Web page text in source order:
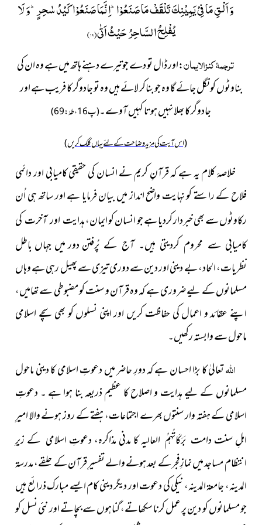
وَ اَلْقِ مَا فِیْ یَمِیْنِكَ تَلْقَفْ مَا صَنَعُوْاؕ-اِنَّمَا صَنَعُوْا كَیْدُ سٰحِرٍؕ-وَ لَا
یُفْلِحُ السَّاحِرُ حَیْثُ اَتٰى(۶۹)
ترجمۂ کنزالایمان:اور ڈال تو دے جوتیرے دہنے ہاتھ میں ہے وہ ان کی
بناوٹوں کو نگل جائے گا وہ جو بناکر لائے ہیں وہ تو جادوگر کا فریب ہے اور
جادوگر کا بھلا نہیں ہوتا کہیں آوے۔(پ16، طہٰ:69)
(اس آیت کی مزید وضاحت کے لئے یہاں کلک کریں)
خلاصۂ کلام یہ ہے کہ قرآنِ کریم نے انسان کی حقیقی کامیابی اور دائمی
فلاح کے راستے کو نہایت واضح انداز میں بیان فرمایا ہے اور ساتھ ہی اُن
رکاوٹوں سے بھی خبردار کردیا ہے جو انسان کو ایمان،ہدایت اور آخرت کی
کامیابی سے محروم کردیتی ہیں۔ آج کے پُرفتن دور میں جہاں باطل
نظریات، الحاد، بے دینی اور دین سے دوری تیزی سے پھیل رہی ہے وہاں
مسلمانوں کے لیے ضروری ہے کہ وہ قرآن و سنت کو مضبوطی سے تھامیں،
اپنے عقائد و اعمال کی حفاظت کریں اور اپنی نسلوں کو بھی سچے اسلامی
ماحول سے وابستہ رکھیں۔
اللہتعالیٰ کا بڑا احسان ہے کہ دورِ حاضر میں دعوتِ اسلامی کا دینی ماحول
مسلمانوں کے لیے ہدایت و اصلاح کا عظیم ذریعہ بنا ہوا ہے ۔ دعوتِ
اسلامی کے ہفتہ وار سنتوں بھرے اجتماعات، ہفتے کے روز ہونے والا امیرِ
اہلِ سنت دامت بَرَکَاتُہمُ العالیہکا مدنی مذاکرہ، دعوتِ اسلامی کے زیرِ
انتظام مساجد میں نمازِ فجر کے بعد ہونے والے تفسیرِ قرآن کے حلقے، مدرسۃ
المدینہ، جامعۃ المدینہ، نیکی کی دعوت اور دیگر دینی کام ایسے مبارک ذرائع ہیں
جو مسلمانوں کو دین پر عمل کرنا سکھاتے، گناہوں سے بچاتے اور نئی نسل کو